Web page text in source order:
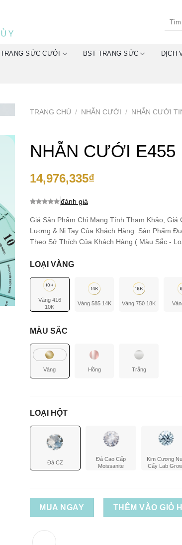
TRANG SỨC CƯỚI BST TRANG SỨC DỊCH
TRANG CHỦ / NHẪN CƯỚI / NHẪN CƯỚI
NHẪN CƯỚI E455
14,976,335₫
dựa trên
đánh giá
đánh giá
Giá Sản Phẩm Chỉ Mang Tính Tham Khảo, Giá
Lượng & Ni Tay Của Khách Hàng. Sản Phẩm
Theo Sở Thích Của Khách Hàng ( Màu Sắc -
LOẠI VÀNG
Vàng 416
10K
Vàng 585 14K Vàng 750 18K
MÀU SẮC
Vàng Hồng Trắng
LOẠI HỘT
Đá CZ
Đá Cao Cấp
Moissanite
Kim Cương
Cấy Lab
MUA NGAY THÊM VÀO GIỎ